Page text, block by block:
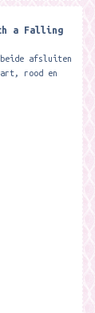
a Falling
afsluiten
rood en